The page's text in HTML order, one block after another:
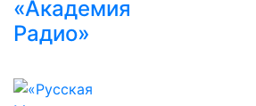
«Академия
Радио»